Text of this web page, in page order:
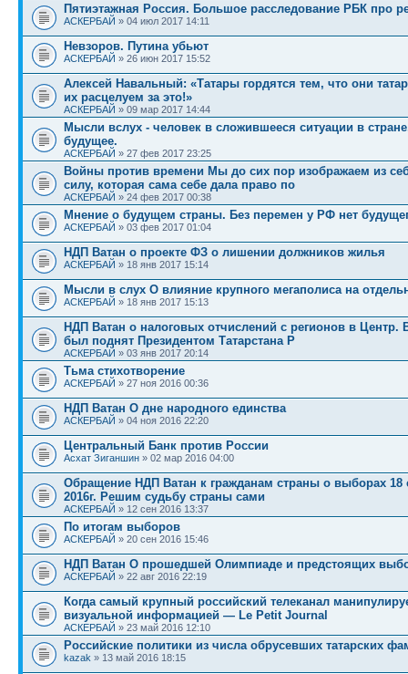
Пятиэтажная Россия. Большое расследование РБК про
АСКЕРБАЙ » 04 июл 2017 14:11
Невзоров. Путина убьют
АСКЕРБАЙ » 26 июн 2017 15:52
Алексей Навальный: «Татары гордятся тем, что они
их расцелуем за это!»
АСКЕРБАЙ » 09 мар 2017 14:44
Мысли вслух - человек в сложившееся ситуации в
будущее.
АСКЕРБАЙ » 27 фев 2017 23:25
Войны против времени Мы до сих пор изображаем из
силу, которая сама себе дала право по
АСКЕРБАЙ » 24 фев 2017 00:38
Мнение о будущем страны. Без перемен у РФ нет
АСКЕРБАЙ » 03 фев 2017 01:04
НДП Ватан о проекте ФЗ о лишении должников жилья
АСКЕРБАЙ » 18 янв 2017 15:14
Мысли в слух О влияние крупного мегаполиса на
АСКЕРБАЙ » 18 янв 2017 15:13
НДП Ватан о налоговых отчислений с регионов в Центр.
был поднят Президентом Татарстана Р
АСКЕРБАЙ » 03 янв 2017 20:14
Тьма стихотворение
АСКЕРБАЙ » 27 ноя 2016 00:36
НДП Ватан О дне народного единства
АСКЕРБАЙ » 04 ноя 2016 22:20
Центральный Банк против России
Асхат Зиганшин » 02 мар 2016 04:00
Обращение НДП Ватан к гражданам страны о выборах 18
2016г. Решим судьбу страны сами
АСКЕРБАЙ » 12 сен 2016 13:37
По итогам выборов
АСКЕРБАЙ » 20 сен 2016 15:46
НДП Ватан О прошедшей Олимпиаде и предстоящих
АСКЕРБАЙ » 22 авг 2016 22:19
Когда самый крупный российский телеканал
визуальной информацией — Le Petit Journal
АСКЕРБАЙ » 23 май 2016 12:10
Российские политики из числа обрусевших татарских
kazak » 13 май 2016 18:15